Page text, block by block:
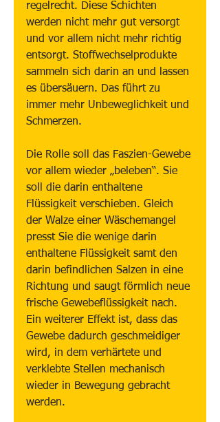
regelrecht. Diese Schichten
werden nicht mehr gut versorgt
und vor allem nicht mehr richtig
entsorgt. Stoffwechselprodukte
sammeln sich darin an und lassen
es übersäuern. Das führt zu
immer mehr Unbeweglichkeit und
Schmerzen.
Die Rolle soll das Faszien-Gewebe
vor allem wieder „beleben“. Sie
soll die darin enthaltene
Flüssigkeit verschieben. Gleich
der Walze einer Wäschemangel
presst Sie die wenige darin
enthaltene Flüssigkeit samt den
darin befindlichen Salzen in eine
Richtung und saugt förmlich neue
frische Gewebeflüssigkeit nach.
Ein weiterer Effekt ist, dass das
Gewebe dadurch geschmeidiger
wird, in dem verhärtete und
verklebte Stellen mechanisch
wieder in Bewegung gebracht
werden.